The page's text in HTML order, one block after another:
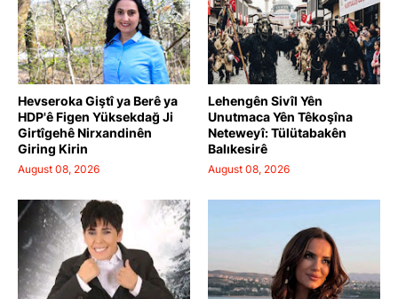
Hevseroka Giştî ya Berê ya
HDP'ê Figen Yüksekdağ Ji
Girtîgehê Nirxandinên
Giring Kirin
August 08, 2026
Lehengên Sivîl Yên
Unutmaca Yên Têkoşîna
Neteweyî: Tülütabakên
Balıkesirê
August 08, 2026